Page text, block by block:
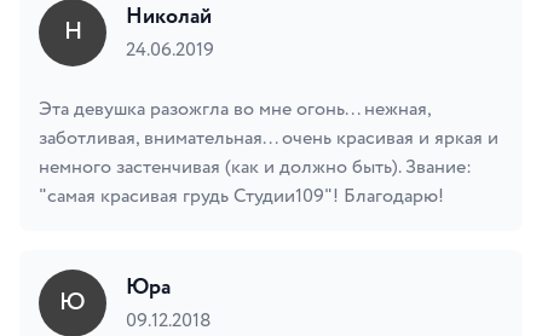
Эта девушка разожгла во мне огонь... нежная,
заботливая, внимательная... очень красивая и яркая и
немного застенчивая (как и должно быть). Звание:
"самая красивая грудь Студии109"! Благодарю!
Н Николай
24.06.2019
Ю Юра
09.12.2018